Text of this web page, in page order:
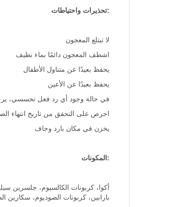
:تحذيرات واحتياطات
لا تبتلع المعجون
اشطف المعجون دائمًا بماء نظيف
يحفظ بعيدًا عن متناول الأطفال
يحفظ بعيدًا عن الأعين
في حالة وجود أي رد فعل تحسسي،
احرص على التحقق من تاريخ انتهاء
يخزن في مكان بارد وجاف
:المكونات
أكوا، كربونات الكالسيوم، جلسرين
بارابين، كربونات الصوديوم، سكارين